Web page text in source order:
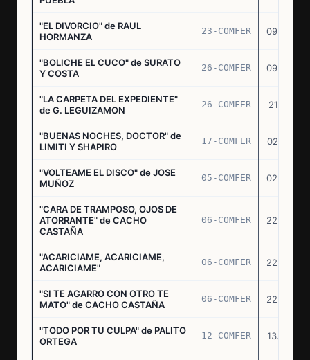
"EL DIVORCIO" de RAUL
HORMANZA
23-COMFER 09.09.75
"BOLICHE EL CUCO" de SURATO
Y COSTA
26-COMFER 09.09.75
"LA CARPETA DEL EXPEDIENTE"
de G. LEGUIZAMON
26-COMFER 21.10.75
"BUENAS NOCHES, DOCTOR" de
LIMITI Y SHAPIRO
17-COMFER 02.01.76
"VOLTEAME EL DISCO" de JOSE
MUÑOZ
05-COMFER 02.02.76
"CARA DE TRAMPOSO, OJOS DE
ATORRANTE" de CACHO
CASTAÑA
06-COMFER 22.04.76
"ACARICIAME, ACARICIAME,
ACARICIAME"
06-COMFER 22.04.76
"SI TE AGARRO CON OTRO TE
MATO" de CACHO CASTAÑA
06-COMFER 22.04.76
"TODO POR TU CULPA" de PALITO
ORTEGA
12-COMFER 13.05.76